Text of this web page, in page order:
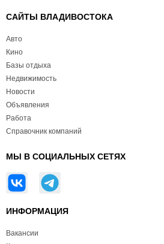
САЙТЫ ВЛАДИВОСТОКА
Авто
Кино
Базы отдыха
Недвижимость
Новости
Объявления
Работа
Справочник компаний
МЫ В СОЦИАЛЬНЫХ СЕТЯХ
ИНФОРМАЦИЯ
Вакансии